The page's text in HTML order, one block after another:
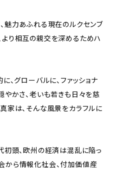
魅力あふれる現在のルクセンブ
り相互の親交を深めるためハ
、グローバルに、ファッショナ
やかさ、老いも若きも日々を慈
家は、そんな風景をカラフルに
頭、欧州の経済は混乱に陥っ
から情報化社会、付加価値産